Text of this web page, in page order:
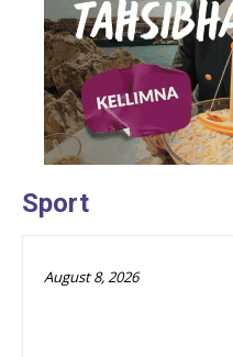
Sport
August 8, 2026